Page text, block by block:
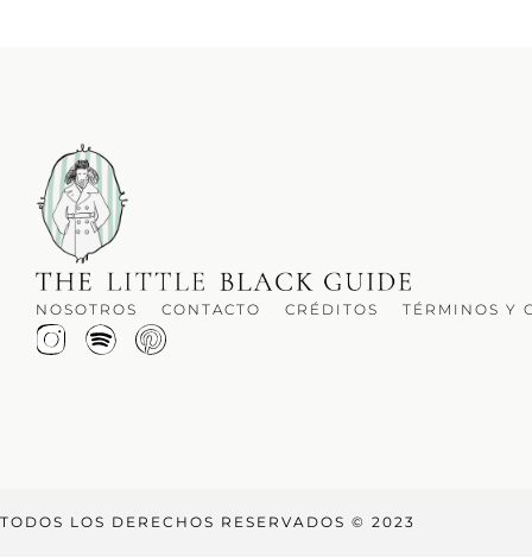
NOSOTROS CONTACTO CRÉDITOS TÉRMINOS Y
TODOS LOS DERECHOS RESERVADOS © 2023